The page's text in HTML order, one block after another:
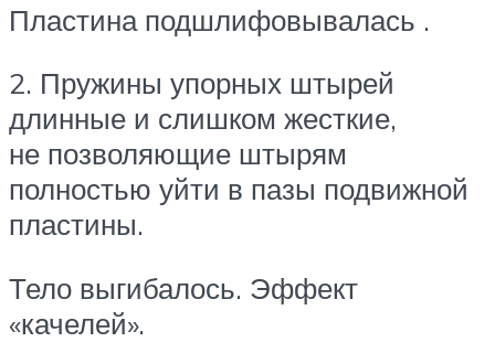
Пластина подшлифовывалась .
2. Пружины упорных штырей
длинные и слишком жесткие,
не позволяющие штырям
полностью уйти в пазы подвижной
пластины.
Тело выгибалось. Эффект
«качелей».